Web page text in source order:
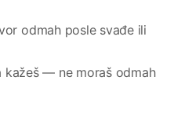
odmah posle svađe ili
kažeš — ne moraš odmah